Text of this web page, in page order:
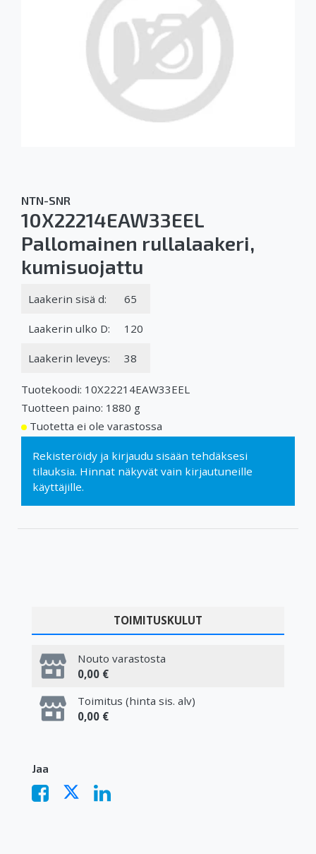
NTN-SNR
10X22214EAW33EEL
Pallomainen rullalaakeri,
kumisuojattu
Laakerin sisä d: 65
Laakerin ulko D: 120
Laakerin leveys: 38
Tuotekoodi: 10X22214EAW33EEL
Tuotteen paino: 1880 g
Tuotetta ei ole varastossa
Rekisteröidy ja kirjaudu sisään tehdäksesi
tilauksia. Hinnat näkyvät vain kirjautuneille
käyttäjille.
TOIMITUSKULUT
Nouto varastosta
0,00 €
Toimitus (hinta sis. alv)
0,00 €
Jaa